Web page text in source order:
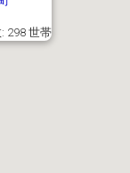
298 世帯